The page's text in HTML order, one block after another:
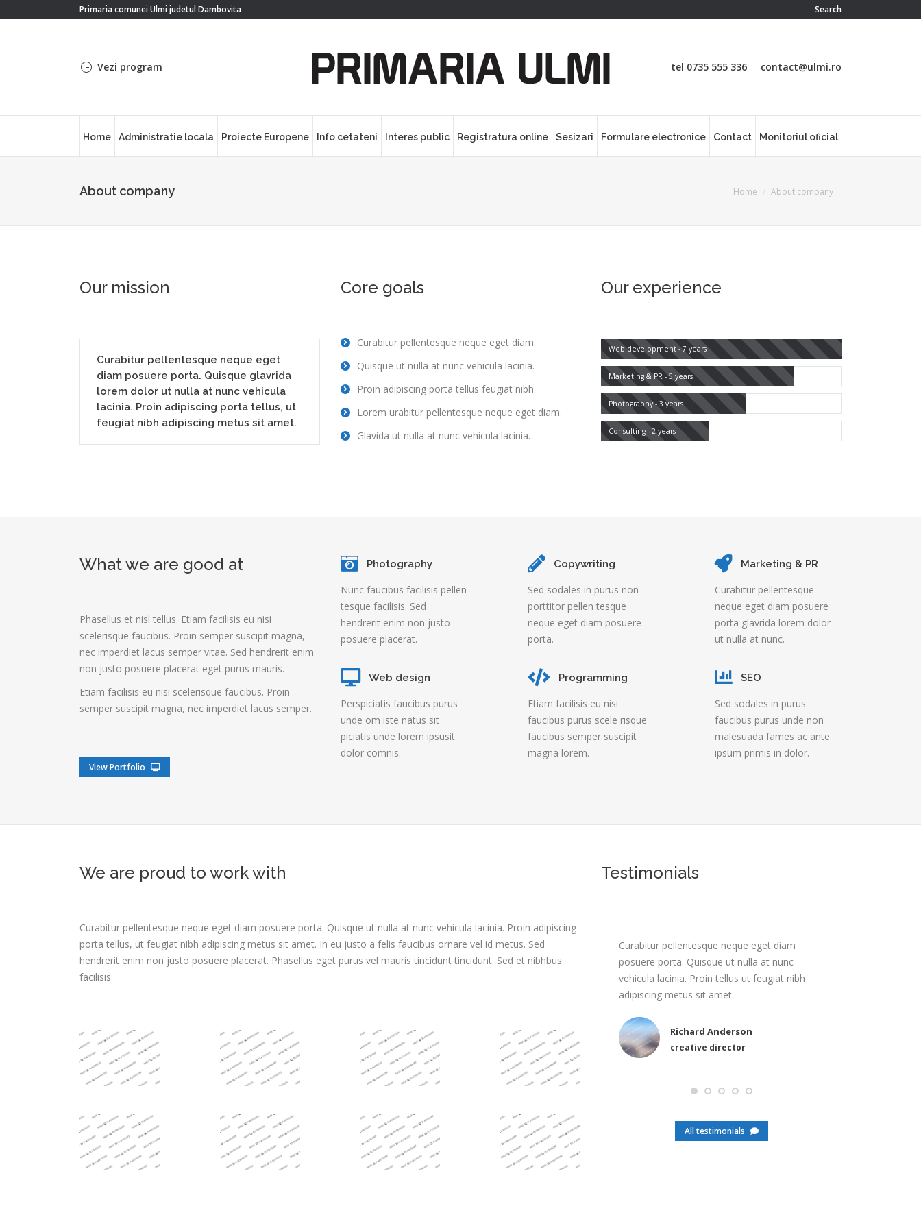
Primaria comunei Ulmi judetul Dambovita Search:
Search
Vezi program tel 0735 555 336 contact@ulmi.ro
Home Administratie locala Proiecte Europene Info cetateni Interes public Registratura online Sesizari Formulare electronice Contact Monitoriul oficial
About company You are here:
Home About company
Our mission
Curabitur pellentesque neque eget
diam posuere porta. Quisque glavrida
lorem dolor ut nulla at nunc vehicula
lacinia. Proin adipiscing porta tellus, ut
feugiat nibh adipiscing metus sit amet.
Core goals
Curabitur pellentesque neque eget diam.
Quisque ut nulla at nunc vehicula lacinia.
Proin adipiscing porta tellus feugiat nibh.
Lorem urabitur pellentesque neque eget diam.
Glavida ut nulla at nunc vehicula lacinia.
Our experience
Web development - 7 years
Marketing & PR - 5 years
Photography - 3 years
Consulting - 2 years
What we are good at
Phasellus et nisl tellus. Etiam facilisis eu nisi
scelerisque faucibus. Proin semper suscipit magna,
nec imperdiet lacus semper vitae. Sed hendrerit enim
non justo posuere placerat eget purus mauris.
Etiam facilisis eu nisi scelerisque faucibus. Proin
semper suscipit magna, nec imperdiet lacus semper.
View Portfolio
Photography
Nunc faucibus facilisis pellen
tesque facilisis. Sed
hendrerit enim non justo
posuere placerat.
Copywriting
Sed sodales in purus non
porttitor pellen tesque
neque eget diam posuere
porta.
Marketing & PR
Curabitur pellentesque
neque eget diam posuere
porta glavrida lorem dolor
ut nulla at nunc.
Web design
Perspiciatis faucibus purus
unde om iste natus sit
piciatis unde lorem ipsusit
dolor comnis.
Programming
Etiam facilisis eu nisi
faucibus purus scele risque
faucibus semper suscipit
magna lorem.
SEO
Sed sodales in purus
faucibus purus unde non
malesuada fames ac ante
ipsum primis in dolor.
We are proud to work with
Curabitur pellentesque neque eget diam posuere porta. Quisque ut nulla at nunc vehicula lacinia. Proin adipiscing
porta tellus, ut feugiat nibh adipiscing metus sit amet. In eu justo a felis faucibus ornare vel id metus. Sed
hendrerit enim non justo posuere placerat. Phasellus eget purus vel mauris tincidunt tincidunt. Sed et nibhbus
facilisis.
Testimonials
facilisis eu nisi
semper suscipit
semper vitae
In eu justo a felis faucibus ornare vel id
metus. Sed hendrerit enim non justo posuere
Tiffany Firebird
photographer
Curabitur pellentesque neque eget diam
posuere porta glavrida lorem dolor ut nulla at
writer & journalist
Curabitur pellentesque neque eget diam
posuere porta. Quisque ut nulla at nunc
vehicula lacinia. Proin tellus ut feugiat nibh
adipiscing metus sit amet.
Richard Anderson
creative director
All testimonials